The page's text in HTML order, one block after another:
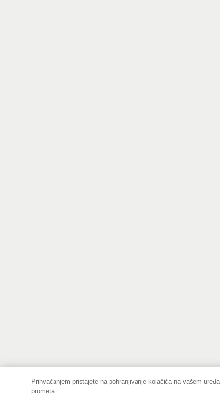
Prihvaćanjem pristajete na pohranjivanje kolačića na vašem
prometa.